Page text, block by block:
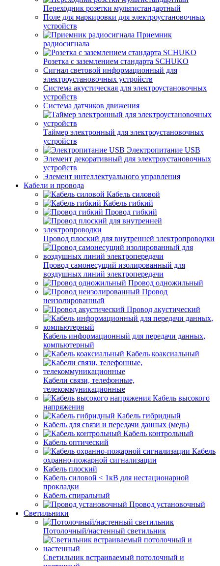
Переходник розетки мультистандартный
Поле для маркировки для электроустановочных
устройств
Приемник
радиосигнала
Розетка с заземлением стандарта SCHUKO
Сигнал световой информационный для
электроустановочных устройств
Система акустическая для электроустановочных
устройств
Система датчиков движения
Таймер электронный для электроустановочных
устройств
Электропитание USB
Элемент декоративный для электроустановочных
устройств
Элемент интеллектуального управления
Кабели и провода
Кабель силовой
Кабель гибкий
Провод гибкий
Провод плоский для внутренней электропроводки
Провод самонесущий изолированный для
воздушных линий электропередачи
Провод одножильный
Провод
неизолированный
Провод акустический
Кабель информационный для передачи данных,
компьютерный
Кабель коаксиальный
Кабели связи, телефонные,
телекоммуникационные
Кабель высокого
напряжения
Кабель гибридный
Кабель для связи и передачи данных (медь)
Кабель контрольный
Кабель оптический
Кабель
охранно-пожарной сигнализации
Кабель плоский
Кабель силовой < 1кВ для нестационарной
прокладки
Кабель спиральный
Провод установочный
Светильники
Потолочный/настенный светильник
Светильник встраиваемый потолочный и